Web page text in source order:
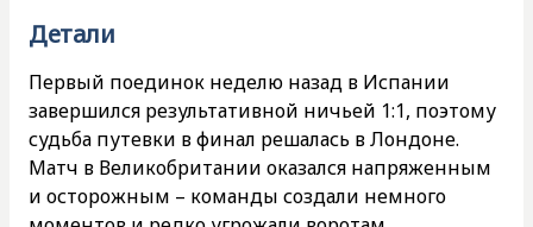
Детали
Первый поединок неделю назад в Испании
завершился результативной ничьей 1:1, поэтому
судьба путевки в финал решалась в Лондоне.
Матч в Великобритании оказался напряженным
и осторожным – команды создали немного